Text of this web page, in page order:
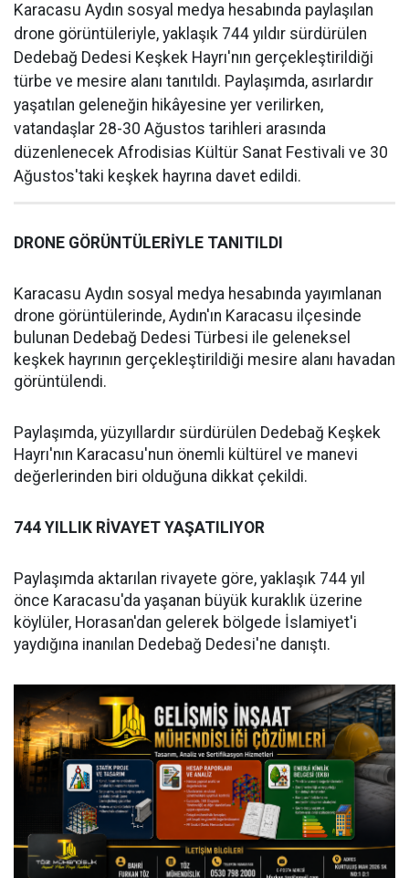
Karacasu Aydın sosyal medya hesabında paylaşılan
drone görüntüleriyle, yaklaşık 744 yıldır sürdürülen
Dedebağ Dedesi Keşkek Hayrı'nın gerçekleştirildiği
türbe ve mesire alanı tanıtıldı. Paylaşımda, asırlardır
yaşatılan geleneğin hikâyesine yer verilirken,
vatandaşlar 28-30 Ağustos tarihleri arasında
düzenlenecek Afrodisias Kültür Sanat Festivali ve 30
Ağustos'taki keşkek hayrına davet edildi.
DRONE GÖRÜNTÜLERİYLE TANITILDI
Karacasu Aydın sosyal medya hesabında yayımlanan
drone görüntülerinde, Aydın'ın Karacasu ilçesinde
bulunan Dedebağ Dedesi Türbesi ile geleneksel
keşkek hayrının gerçekleştirildiği mesire alanı havadan
görüntülendi.
Paylaşımda, yüzyıllardır sürdürülen Dedebağ Keşkek
Hayrı'nın Karacasu'nun önemli kültürel ve manevi
değerlerinden biri olduğuna dikkat çekildi.
744 YILLIK RİVAYET YAŞATILIYOR
Paylaşımda aktarılan rivayete göre, yaklaşık 744 yıl
önce Karacasu'da yaşanan büyük kuraklık üzerine
köylüler, Horasan'dan gelerek bölgede İslamiyet'i
yaydığına inanılan Dedebağ Dedesi'ne danıştı.